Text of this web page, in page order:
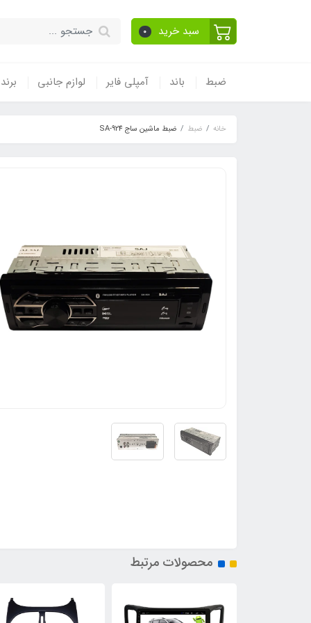
سبد خرید 0
ضبط باند آمپلی فایر لوازم جانبی
خانه ضبط ضبط ماشین ساج SA-924
محصولات مرتبط